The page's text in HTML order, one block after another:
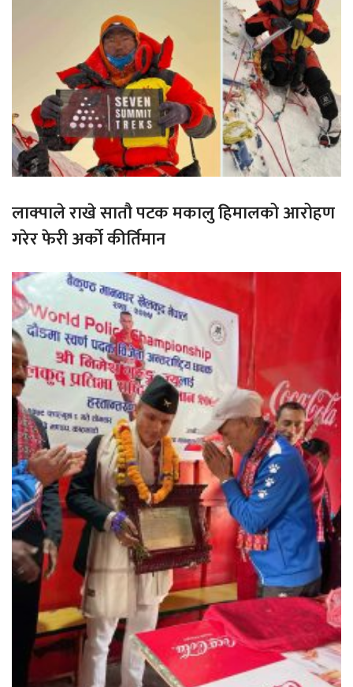
लाक्पाले राखे सातौ पटक मकालु हिमालको आरोहण
गरेर फेरी अर्को कीर्तिमान